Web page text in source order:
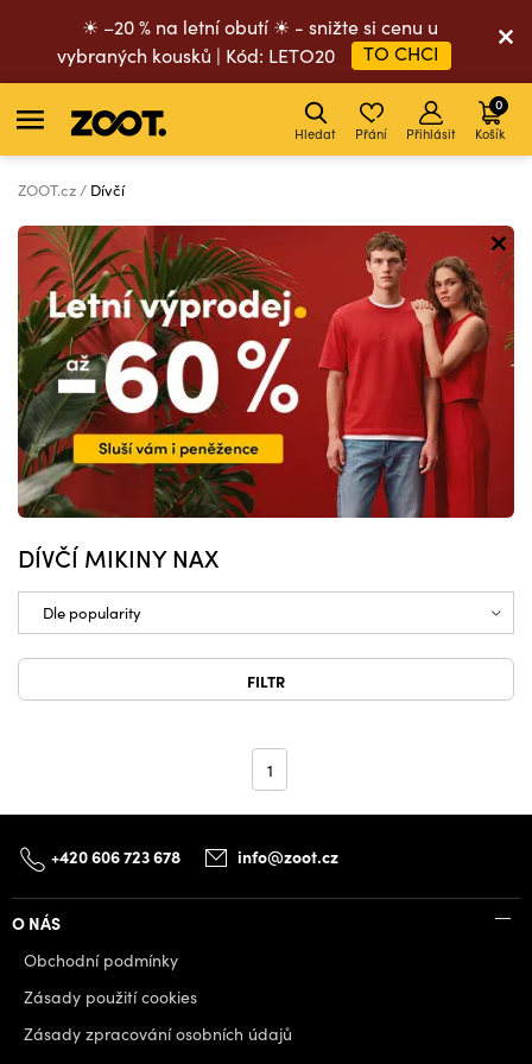
☀ –20 % na letní obutí ☀ - snižte si cenu u
vybraných kousků | Kód: LETO20
TO CHCI
Hledat Přání Přihlásit Košík
0
ZOOT.cz Dívčí
DÍVČÍ MIKINY NAX
FILTR
1
+420 606 723 678 info@zoot.cz
O NÁS
Obchodní podmínky
Zásady použití cookies
Zásady zpracování osobních údajů